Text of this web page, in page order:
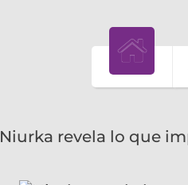
Niurka revela lo que